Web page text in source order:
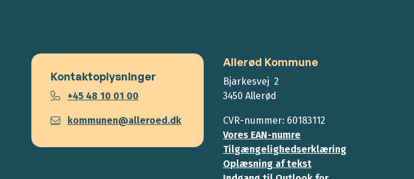
Kontaktoplysninger
+45 48 10 01 00
kommunen@alleroed.dk
Allerød Kommune
Bjarkesvej 2
3450 Allerød
CVR-nummer: 60183112
Vores EAN-numre
Tilgængelighedserklæring
Oplæsning af tekst